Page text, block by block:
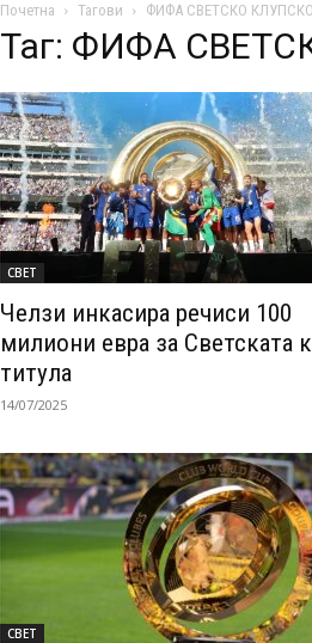
Почетна Тагови ФИФА СВЕТСКО
Таг: ФИФА
СВЕТ
Челзи инкасира речиси 100
милиони евра за Светската
титула
14/07/2025
СВЕТ